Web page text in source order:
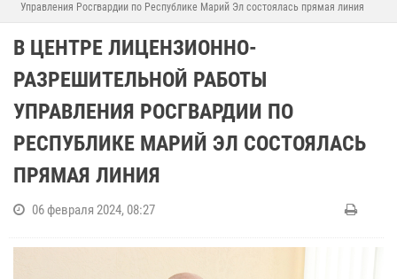
Управления Росгвардии по Республике Марий Эл состоялась прямая линия
В ЦЕНТРЕ ЛИЦЕНЗИОННО-
РАЗРЕШИТЕЛЬНОЙ РАБОТЫ
УПРАВЛЕНИЯ РОСГВАРДИИ ПО
РЕСПУБЛИКЕ МАРИЙ ЭЛ СОСТОЯЛАСЬ
ПРЯМАЯ ЛИНИЯ
06 февраля 2024, 08:27